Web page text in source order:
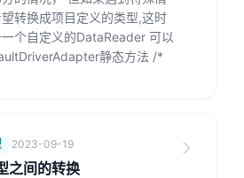
转换成项目定义的类型,这时
个自定义的DataReader 可以
静态方法 /*
·2023-09-19
之间的转换